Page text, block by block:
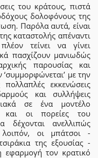
του κράτους, πιστά
δολοφόνους της
Παρόλα αυτά, είναι
καταστολής απέναντι
τείνει να γίνει
πασχίζουν μανιωδώς
παρουσίας και
‘συμμορφώνεται’ με την
εκκενώσεις
και συλλήψεις
σε ένα μοντέλο
οι πορείες του
δέχονται ανελλιπώς
λοιπόν, οι μπάτσοι -
της εξουσίας -
εφαρμογή τον κρατικό